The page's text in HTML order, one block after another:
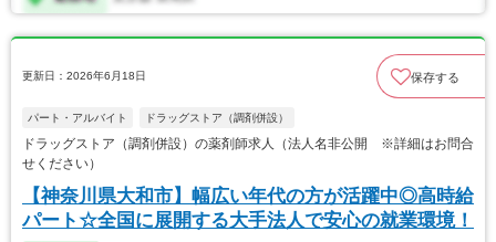
更新日：2026年6月18日 保存する
パート・アルバイト ドラッグストア（調剤併設）
ドラッグストア（調剤併設）の薬剤師求人（法人名非公開 ※詳細はお問合
せください）
【神奈川県大和市】幅広い年代の方が活躍中◎高時給
パート☆全国に展開する大手法人で安心の就業環境！